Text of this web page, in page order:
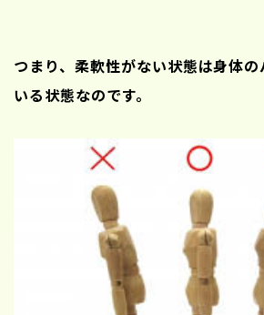
つまり、柔軟性がない状態は身体
いる状態なのです。